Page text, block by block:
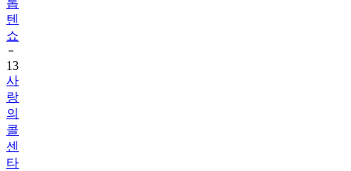
텐
쇼
13
사
랑
의
콜
센
타